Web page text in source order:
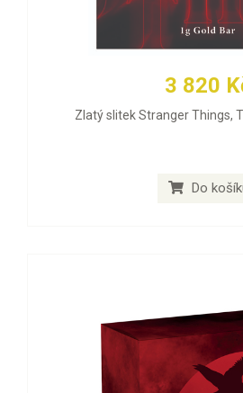
3 820
Zlatý slitek Stranger Things,
Do